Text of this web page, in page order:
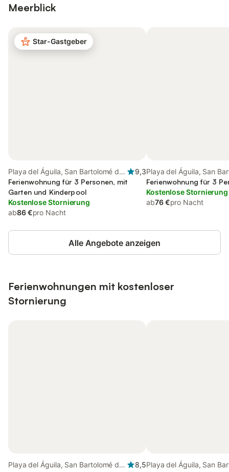
Meerblick
Star-Gastgeber
Playa del Águila, San Bartolomé de
Tirajana
9,3
Ferienwohnung für 3 Personen, mit
Garten und Kinderpool
Kostenlose Stornierung
ab86 €pro Nacht
Playa del Águila, San
Tirajana
Ferienwohnung für 3
Kostenlose Stornierung
ab76 €pro Nacht
Alle Angebote anzeigen
Ferienwohnungen mit kostenloser
Stornierung
Playa del Águila, San Bartolomé de
8,5Playa del Águila, San